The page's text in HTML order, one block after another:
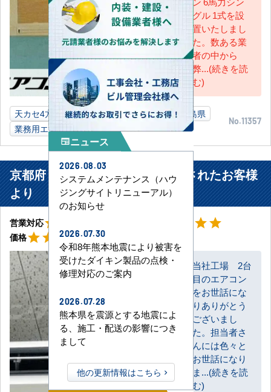
グル 1式を設
置いたしまし
た。数ある業
者の中から
弊...(続きを読
む)
天カセ4方向 6馬力 食料品加工業工場
福島県
業務用エアコン
No.11357
京都府 宇治市 印刷業工場に設置されたお客様
より
営業対応star 星5
starstar
価格 星5
starstar starstarstar
当社工場 2台
目のエアコン
をお世話にな
りありがとう
ございまし
た。担当者さ
んには色々と
お世話になり
ま...(続きを読
む)
newspaperニュース
2026.08.03
システムメンテナンス（ハウ
ジングサイトリニューアル）
のお知らせ
2026.07.30
令和8年熊本地震により被害を
受けたダイキン製品の点検・
修理対応のご案内
2026.07.28
熊本県を震源とする地震によ
る、施工・配送の影響につき
まして
他の更新情報はこちら